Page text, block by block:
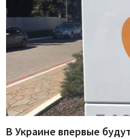
В Украине впервые